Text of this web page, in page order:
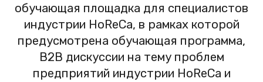
обучающая площадка для специалистов
индустрии HoReCa, в рамках которой
предусмотрена обучающая программа,
B2B дискуссии на тему проблем
предприятий индустрии HoReCa и